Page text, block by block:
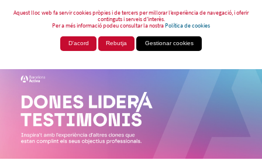
Aquest lloc web fa servir cookies pròpies i de tercers per millorar l’experiència de navegació, i oferir
continguts i serveis d’interès.
Per a més informació podeu consultar la nostraPolítica de cookies
D'acord Rebutja Gestionar cookies